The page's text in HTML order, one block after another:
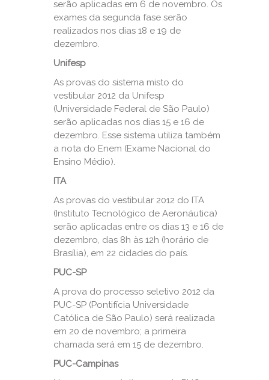
serão aplicadas em 6 de novembro. Os
exames da segunda fase serão
realizados nos dias 18 e 19 de
dezembro.
Unifesp
As provas do sistema misto do
vestibular 2012 da Unifesp
(Universidade Federal de São Paulo)
serão aplicadas nos dias 15 e 16 de
dezembro. Esse sistema utiliza também
a nota do Enem (Exame Nacional do
Ensino Médio).
ITA
As provas do vestibular 2012 do ITA
(Instituto Tecnológico de Aeronáutica)
serão aplicadas entre os dias 13 e 16 de
dezembro, das 8h às 12h (horário de
Brasília), em 22 cidades do país.
PUC-SP
A prova do processo seletivo 2012 da
PUC-SP (Pontifícia Universidade
Católica de São Paulo) será realizada
em 20 de novembro; a primeira
chamada será em 15 de dezembro.
PUC-Campinas